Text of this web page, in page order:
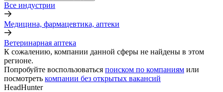
Все индустрии
Медицина, фармацевтика, аптеки
Ветеринарная аптека
К сожалению, компании данной сферы не найдены в этом
регионе.
Попробуйте воспользоваться поиском по компаниям или
посмотреть компании без открытых вакансий
HeadHunter